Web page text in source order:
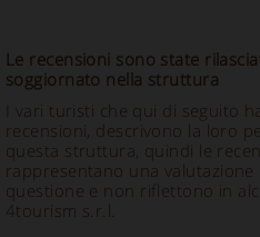
Le recensioni sono state
soggiornato nella struttura
I vari turisti che qui di seguito
recensioni, descrivono la loro
questa struttura, quindi le
rappresentano una
questione e non riflettono in
4tourism s.r.l.